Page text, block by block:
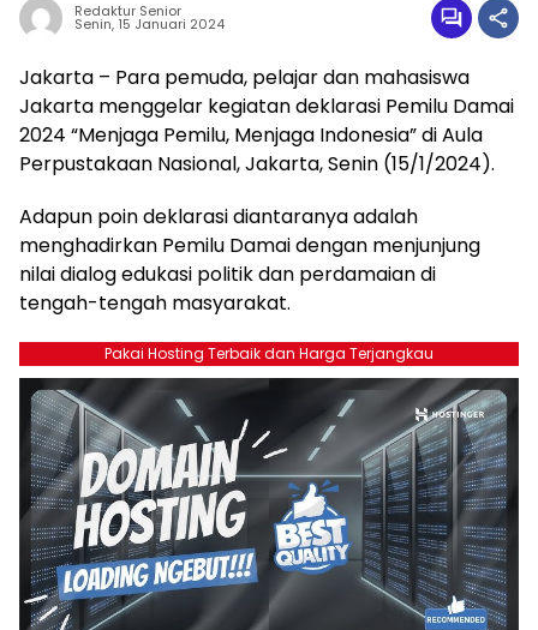
Redaktur Senior
Senin, 15 Januari 2024
Jakarta – Para pemuda, pelajar dan mahasiswa
Jakarta menggelar kegiatan deklarasi Pemilu Damai
2024 “Menjaga Pemilu, Menjaga Indonesia” di Aula
Perpustakaan Nasional, Jakarta, Senin (15/1/2024).
Adapun poin deklarasi diantaranya adalah
menghadirkan Pemilu Damai dengan menjunjung
nilai dialog edukasi politik dan perdamaian di
tengah-tengah masyarakat.
Pakai Hosting Terbaik dan Harga Terjangkau